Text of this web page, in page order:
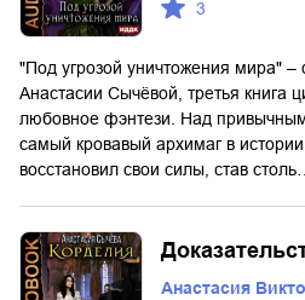
3
"Под угрозой уничтожения мира" –
Анастасии Сычёвой, третья книга
любовное фэнтези. Над
самый кровавый архимаг в
восстановил свои силы, став столь…
Анастасия